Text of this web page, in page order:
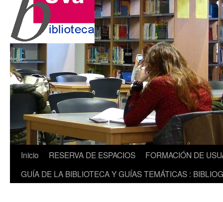
Inicio RESERVA DE ESPACIOS
FORMACIÓN DE
GUÍA DE LA BIBLIOTECA Y GUÍAS TEMÁTICAS :